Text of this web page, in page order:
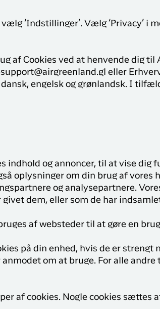
vælg ‘Indstillinger’. Vælg ‘Privacy’ i
af Cookies ved at henvende dig
eller
engelsk og grønlandsk. I
indhold og annoncer, til at vise dig
oplysninger om din brug af vores
og analysepartnere.
dem, eller som de har
af websteder til at gøre en
på din enhed, hvis de er strengt
om at bruge. For alle
af cookies. Nogle cookies sættes